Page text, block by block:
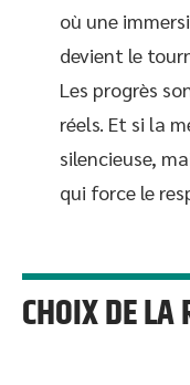
où une
devient le
Les progrès
réels. Et si la
silencieuse,
qui force le
CHOIX DE LA